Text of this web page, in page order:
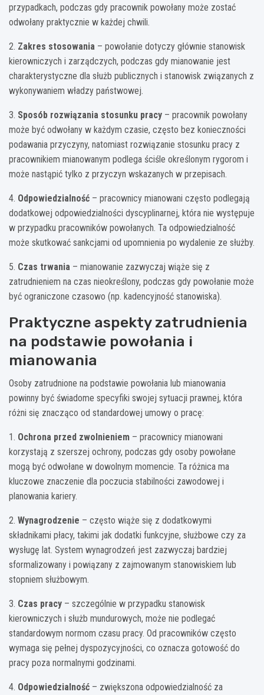
przypadkach, podczas gdy pracownik powołany może zostać
odwołany praktycznie w każdej chwili.
2. Zakres stosowania – powołanie dotyczy głównie stanowisk
kierowniczych i zarządczych, podczas gdy mianowanie jest
charakterystyczne dla służb publicznych i stanowisk związanych z
wykonywaniem władzy państwowej.
3. Sposób rozwiązania stosunku pracy – pracownik powołany
może być odwołany w każdym czasie, często bez konieczności
podawania przyczyny, natomiast rozwiązanie stosunku pracy z
pracownikiem mianowanym podlega ściśle określonym rygorom i
może nastąpić tylko z przyczyn wskazanych w przepisach.
4. Odpowiedzialność – pracownicy mianowani często podlegają
dodatkowej odpowiedzialności dyscyplinarnej, która nie występuje
w przypadku pracowników powołanych. Ta odpowiedzialność
może skutkować sankcjami od upomnienia po wydalenie ze służby.
5. Czas trwania – mianowanie zazwyczaj wiąże się z
zatrudnieniem na czas nieokreślony, podczas gdy powołanie może
być ograniczone czasowo (np. kadencyjność stanowiska).
Praktyczne aspekty zatrudnienia
na podstawie powołania i
mianowania
Osoby zatrudnione na podstawie powołania lub mianowania
powinny być świadome specyfiki swojej sytuacji prawnej, która
różni się znacząco od standardowej umowy o pracę:
1. Ochrona przed zwolnieniem – pracownicy mianowani
korzystają z szerszej ochrony, podczas gdy osoby powołane
mogą być odwołane w dowolnym momencie. Ta różnica ma
kluczowe znaczenie dla poczucia stabilności zawodowej i
planowania kariery.
2. Wynagrodzenie – często wiąże się z dodatkowymi
składnikami płacy, takimi jak dodatki funkcyjne, służbowe czy za
wysługę lat. System wynagrodzeń jest zazwyczaj bardziej
sformalizowany i powiązany z zajmowanym stanowiskiem lub
stopniem służbowym.
3. Czas pracy – szczególnie w przypadku stanowisk
kierowniczych i służb mundurowych, może nie podlegać
standardowym normom czasu pracy. Od pracowników często
wymaga się pełnej dyspozycyjności, co oznacza gotowość do
pracy poza normalnymi godzinami.
4. Odpowiedzialność – zwiększona odpowiedzialność za